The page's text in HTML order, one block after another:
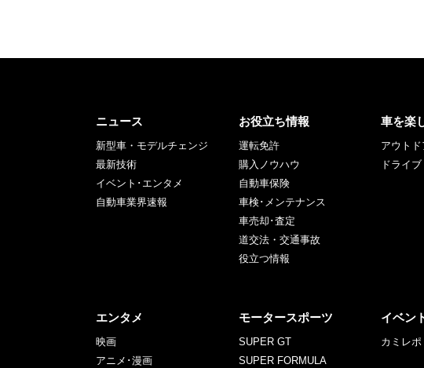
ニュース
新型車・モデルチェンジ
最新技術
イベント･エンタメ
自動車業界速報
お役立ち情報
運転免許
購入ノウハウ
自動車保険
車検･メンテナンス
車売却･査定
道交法・交通事故
役立つ情報
車を楽
アウトド
ドライブ
エンタメ
映画
アニメ･漫画
モータースポーツ
SUPER GT
SUPER FORMULA
イベン
カミレポ